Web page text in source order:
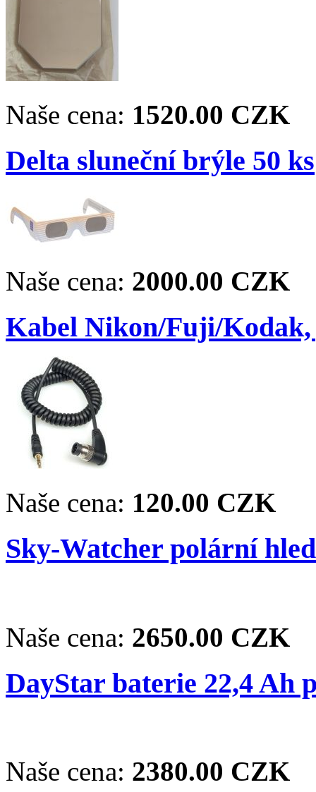
Naše cena: 1520.00 CZK
Delta sluneční brýle 50 ks
Naše cena: 2000.00 CZK
Kabel Nikon/Fuji/Kodak,
Naše cena: 120.00 CZK
Sky-Watcher polární
Naše cena: 2650.00 CZK
DayStar baterie 22,4
Naše cena: 2380.00 CZK